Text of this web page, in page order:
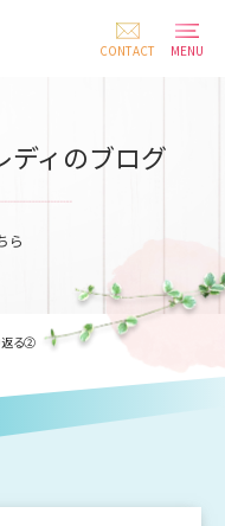
CONTACT
MENU
ディのブログ
ら
返る②